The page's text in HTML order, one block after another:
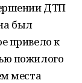
ДТП
был
привело к
пожилого
места